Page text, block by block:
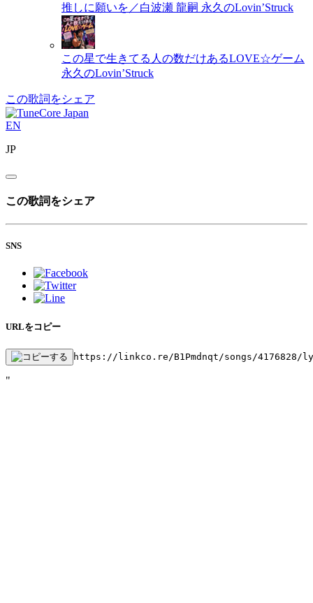
推しに願いを／白波瀬 龍嗣 永久のLovin’Struck
この星で生きてる人の数だけあるLOVE☆ゲーム
永久のLovin’Struck
この歌詞をシェア
EN
JP
この歌詞をシェア
SNS
URLをコピー
https://linkco.re/B1Pmdnqt/songs/4176828/
"